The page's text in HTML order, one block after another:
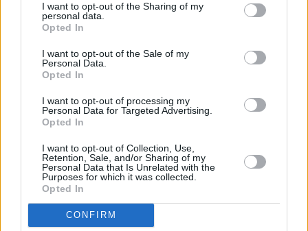
I want to opt-out of the Sharing of my
personal data.
Opted In
I want to opt-out of the Sale of my
Personal Data.
Opted In
I want to opt-out of processing my
Personal Data for Targeted Advertising.
Opted In
I want to opt-out of Collection, Use,
Retention, Sale, and/or Sharing of my
Personal Data that Is Unrelated with the
Purposes for which it was collected.
Opted In
CONFIRM
Το άρθρο δεν έχει ακόμα βαθμολογηθεί.
Βαθμολογήστε αυτό το άρθρο:
★
Θεσσαλονίκη: Μια ντουζίνα
τίτλους η Χρυσούλα
Αναγνωστοπούλου στη
δισκοβολία
Θεσσαλονίκη: 1η νίκη για τον
Γιάννη Ντέτσικα στα 400μ. και
από τη 2η σειρά με ρεκόρ!